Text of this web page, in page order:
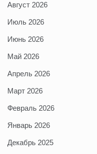
Август 2026
Июль 2026
Июнь 2026
Май 2026
Апрель 2026
Март 2026
Февраль 2026
Январь 2026
Декабрь 2025